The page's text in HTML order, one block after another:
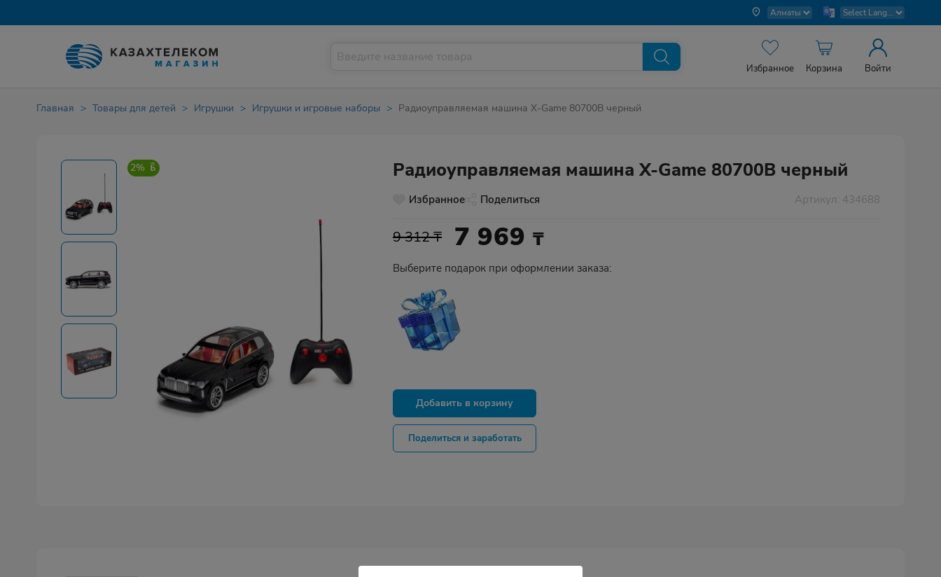
Избранное Корзина Войти
Главная Товары для детей Игрушки Игрушки и игровые наборы Радиоуправляемая машина X-Game 80700B черный
2% Радиоуправляемая машина X-Game 80700B черный
Избранное Поделиться Артикул: 434688
9 312 ₸ 7 969₸
Выберите подарок при оформлении заказа:
Добавить в корзину
Поделиться и заработать